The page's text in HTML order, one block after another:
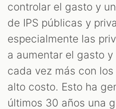
controlar el gasto y
de IPS públicas y
especialmente las
a aumentar el gasto
cada vez más con
alto costo. Esto ha
últimos 30 años una